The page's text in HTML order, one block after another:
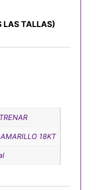
LAS TALLAS)
18KT